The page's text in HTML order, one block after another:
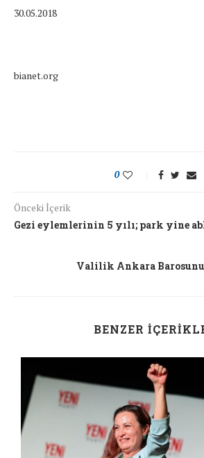
30.05.2018
bianet.org
0
Önceki İçerik
Gezi eylemlerinin 5 yılı; park yine
Valilik Ankara
BENZER